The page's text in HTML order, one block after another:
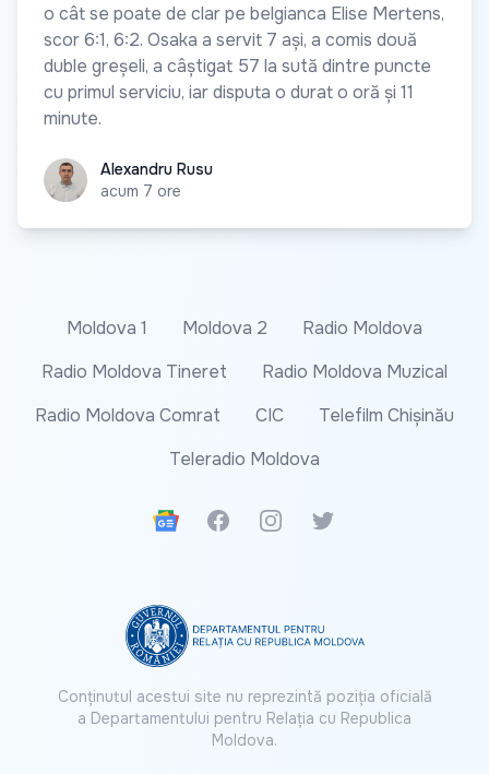
o cât se poate de clar pe belgianca Elise Mertens,
scor 6:1, 6:2. Osaka a servit 7 ași, a comis două
duble greșeli, a câștigat 57 la sută dintre puncte
cu primul serviciu, iar disputa o durat o oră și 11
minute.
Alexandru Rusu
Alexandru Rusu
acum 7 ore
Moldova 1 Moldova 2
Radio Moldova
Radio Moldova Tineret
Radio Moldova Muzical
Radio Moldova Comrat
CIC
Telefilm Chișinău
Teleradio Moldova
Google News
FacebookInstagramTwitter
Conținutul acestui site nu reprezintă poziția oficială
a Departamentului pentru Relația cu Republica
Moldova.